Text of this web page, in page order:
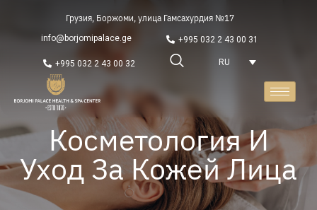
Грузия, Боржоми, улица Гамсахурдия №17
info@borjomipalace.ge +995 032 2 43 00 31
+995 032 2 43 00 32 RU
Косметология И
Уход За Кожей Лица